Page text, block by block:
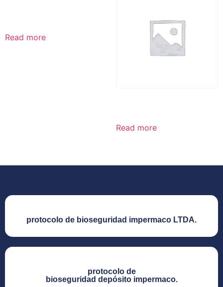
Read more
Read more
protocolo de bioseguridad impermaco LTDA.​
protocolo de
bioseguridad depósito impermaco.​